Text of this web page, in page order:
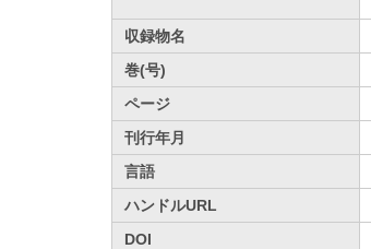
収録物名
巻(号)
ページ
刊行年月
言語
ハンドルURL
DOI